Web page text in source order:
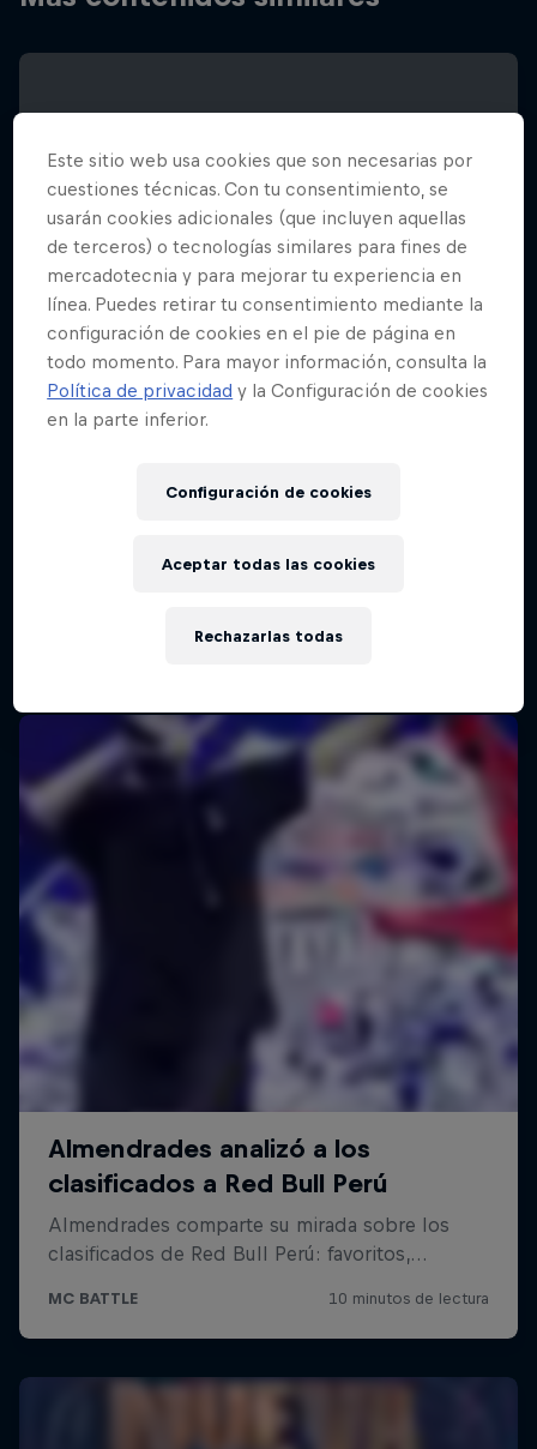
Red Bull Batalla Final Torneo de Plazas
Este sitio web usa cookies que son necesarias por
cuestiones técnicas. Con tu consentimiento, se
usarán cookies adicionales (que incluyen aquellas
de terceros) o tecnologías similares para fines de
mercadotecnia y para mejorar tu experiencia en
línea. Puedes retirar tu consentimiento mediante la
configuración de cookies en el pie de página en
todo momento. Para mayor información, consulta la
Política de privacidad y la Configuración de cookies
en la parte inferior.
Configuración de cookies
Rechazarlas todas
Aceptar todas las cookies